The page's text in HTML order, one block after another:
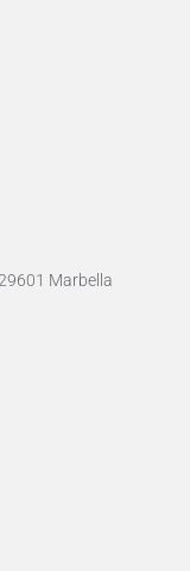
Marbella